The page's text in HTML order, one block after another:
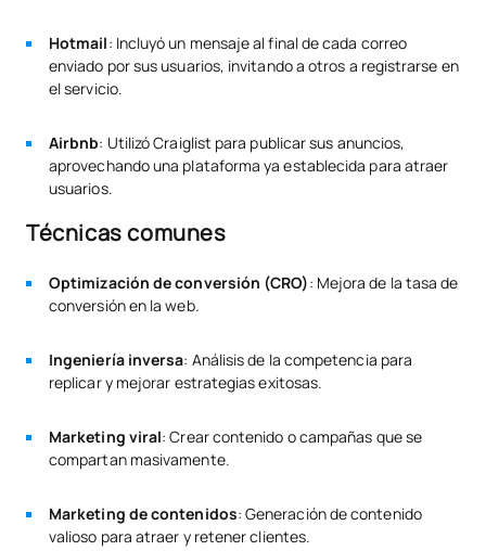
Hotmail: Incluyó un mensaje al final de cada correo
enviado por sus usuarios, invitando a otros a registrarse en
el servicio.
Airbnb: Utilizó Craiglist para publicar sus anuncios,
aprovechando una plataforma ya establecida para atraer
usuarios.
Técnicas comunes
Optimización de conversión (CRO): Mejora de la tasa de
conversión en la web.
Ingeniería inversa: Análisis de la competencia para
replicar y mejorar estrategias exitosas.
Marketing viral: Crear contenido o campañas que se
compartan masivamente.
Marketing de contenidos: Generación de contenido
valioso para atraer y retener clientes.